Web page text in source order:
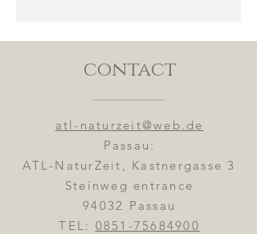
contact
atl-naturzeit@web.de
Passau:
ATL-NaturZeit, Kastnergasse 3
Steinweg entrance
94032 Passau
TEL: 0851-75684900